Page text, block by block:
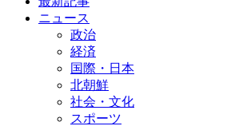
ニュース
政治
経済
国際・日本
北朝鮮
社会・文化
スポーツ